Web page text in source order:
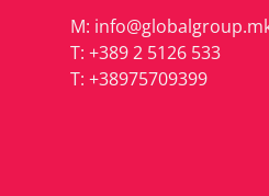
M:
T: +389 2 5126 533
T: +38975709399